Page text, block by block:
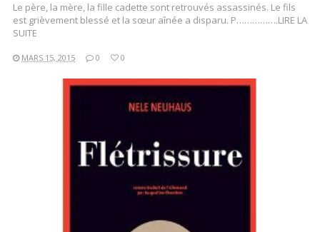
Le père, la mère, la fille cadette sont retrouvés assassinés. Le fils
est grièvement blessé et la sœur aînée a disparu. P…………….LIRE LA
SUITE
MARS 15, 2015 0 0